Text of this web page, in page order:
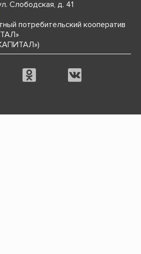
Слободская, д. 41
потребительский кооператив